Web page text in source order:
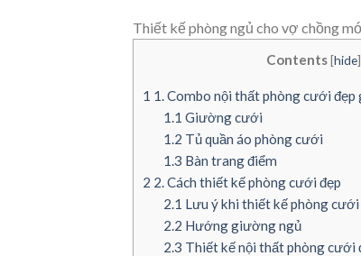
Thiết kế phòng ngủ cho vợ chồng
Contents[hide]
1 1. Combo nội thất phòng cưới đẹp
1.1 Giường cưới
1.2 Tủ quần áo phòng cưới
1.3 Bàn trang điểm
2 2. Cách thiết kế phòng cưới đẹp
2.1 Lưu ý khi thiết kế phòng cưới
2.2 Hướng giường ngủ
2.3 Thiết kế nội thất phòng cưới